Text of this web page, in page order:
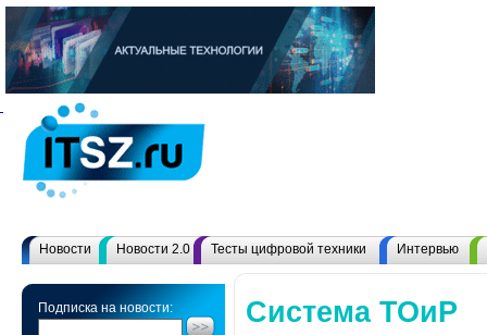
Новости Новости 2.0 Тесты цифровой техники Интервью
Подписка на новости:
Система ТОиР